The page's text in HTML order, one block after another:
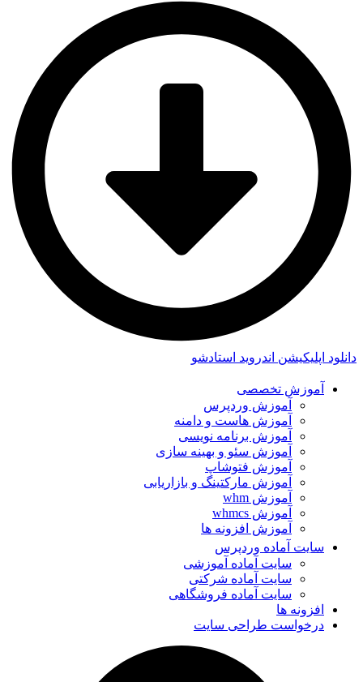
دانلود اپلیکیشن اندروید استادشو
آموزش تخصصی
آموزش وردپرس
آموزش هاست و دامنه
آموزش برنامه نویسی
آموزش سئو و بهینه سازی
آموزش فتوشاپ
آموزش مارکتینگ و بازاریابی
آموزش whm
آموزش whmcs
آموزش افزونه ها
سایت آماده وردپرس
سایت آماده آموزشی
سایت آماده شرکتی
سایت آماده فروشگاهی
افزونه ها
درخواست طراحی سایت